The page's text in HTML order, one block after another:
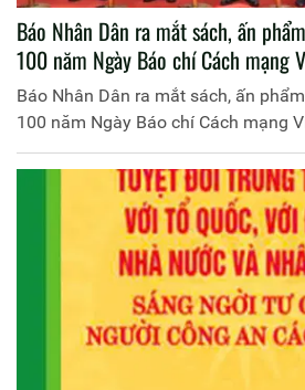
Báo Nhân Dân ra mắt sách, ấn
100 năm Ngày Báo chí Cách mạng
Báo Nhân Dân ra mắt sách, ấn
100 năm Ngày Báo chí Cách mạng